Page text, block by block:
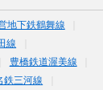
地下鉄鶴舞線
線
豊橋鉄道渥美線
鉄三河線